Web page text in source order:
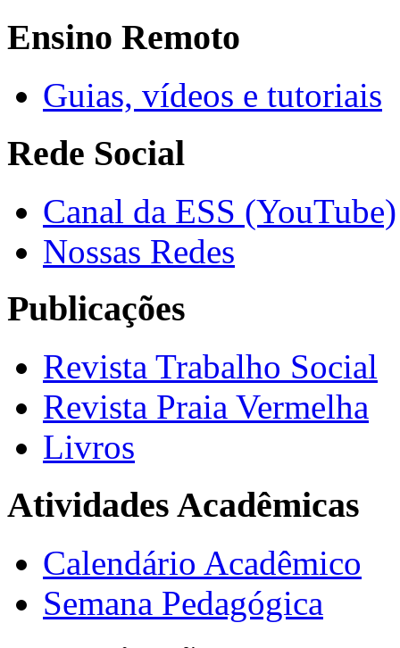
Ensino Remoto
Guias, vídeos e tutoriais
Rede Social
Canal da ESS (YouTube)
Nossas Redes
Publicações
Revista Trabalho Social
Revista Praia Vermelha
Livros
Atividades Acadêmicas
Calendário Acadêmico
Semana Pedagógica